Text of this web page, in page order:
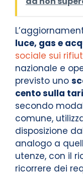
luce, gas e
sociale sui
nazionale e
previsto uno
cento sulla
secondo
comune,
disposizione
analogo a
utenze, con il
ricorrere dei